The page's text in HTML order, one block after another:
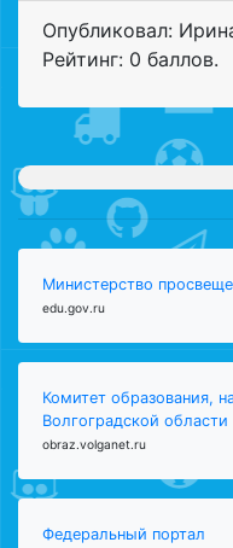
Опубликовал:
Рейтинг: 0 баллов.
Министерство
edu.gov.ru
Комитет образования,
Волгоградской области
obraz.volganet.ru
Федеральный портал